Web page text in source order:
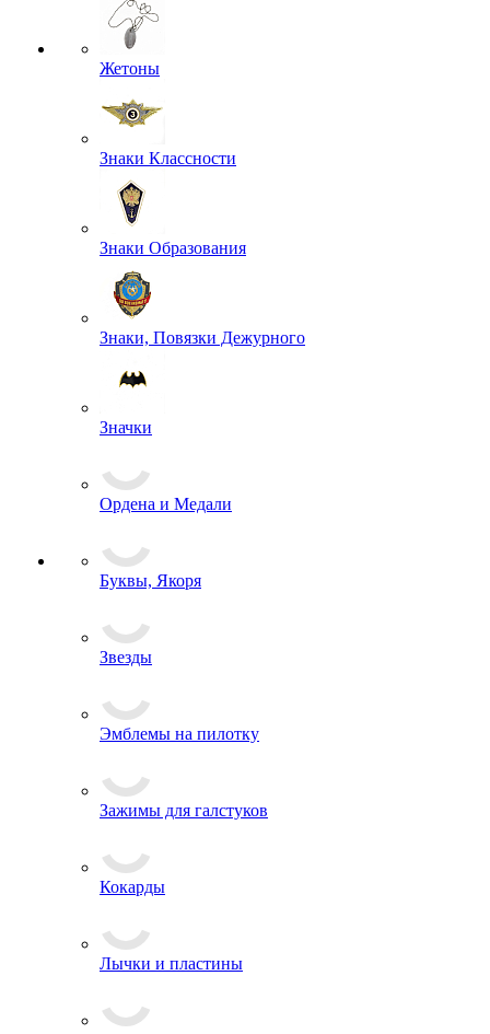
Чехлы
Жетоны
Знаки Классности
Знаки Образования
Знаки, Повязки Дежурного
Значки
Ордена и Медали
Буквы, Якоря
Зажимы для галстуков
Кокарды